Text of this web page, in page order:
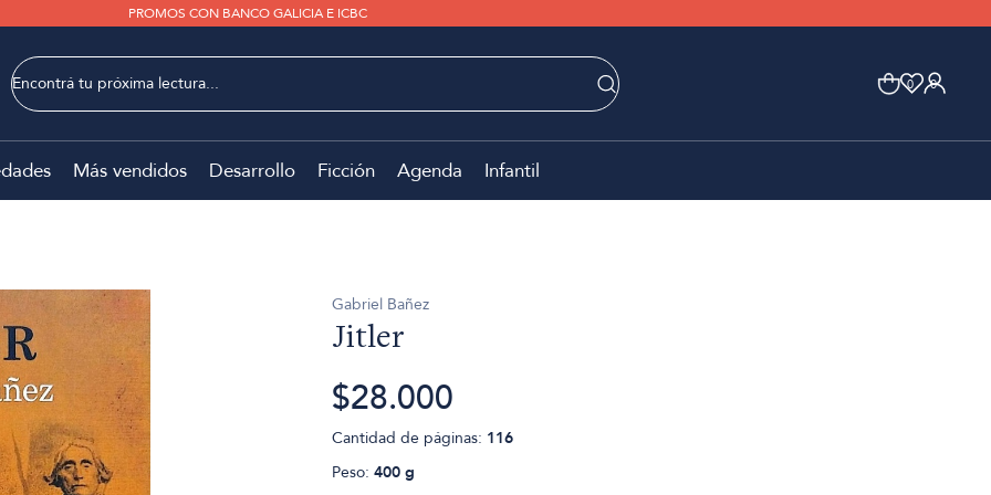
PROMOS CON BANCO GALICIA E ICBC
0 0
Más vendidos Desarrollo Ficción Agenda Infantil
Gabriel Bañez
Jitler
$28.000
Cantidad de páginas: 116
Peso: 400 g